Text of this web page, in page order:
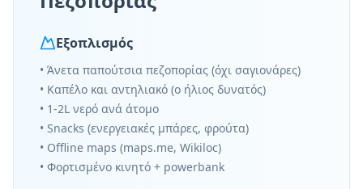
Εξοπλισμός
• Άνετα παπούτσια πεζοπορίας (όχι σαγιονάρες)
• Καπέλο και αντηλιακό (ο ήλιος δυνατός)
• 1-2L νερό ανά άτομο
• Snacks (ενεργειακές μπάρες, φρούτα)
• Offline maps (maps.me, Wikiloc)
• Φορτισμένο κινητό + powerbank